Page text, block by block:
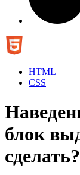
HTML
CSS
блок
сделать?